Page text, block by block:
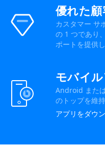
優れた顧
カスタマー サ
の 1 つであり
ポートを提供し
モバイル
Android また
のトップを維持
アプリをダウ